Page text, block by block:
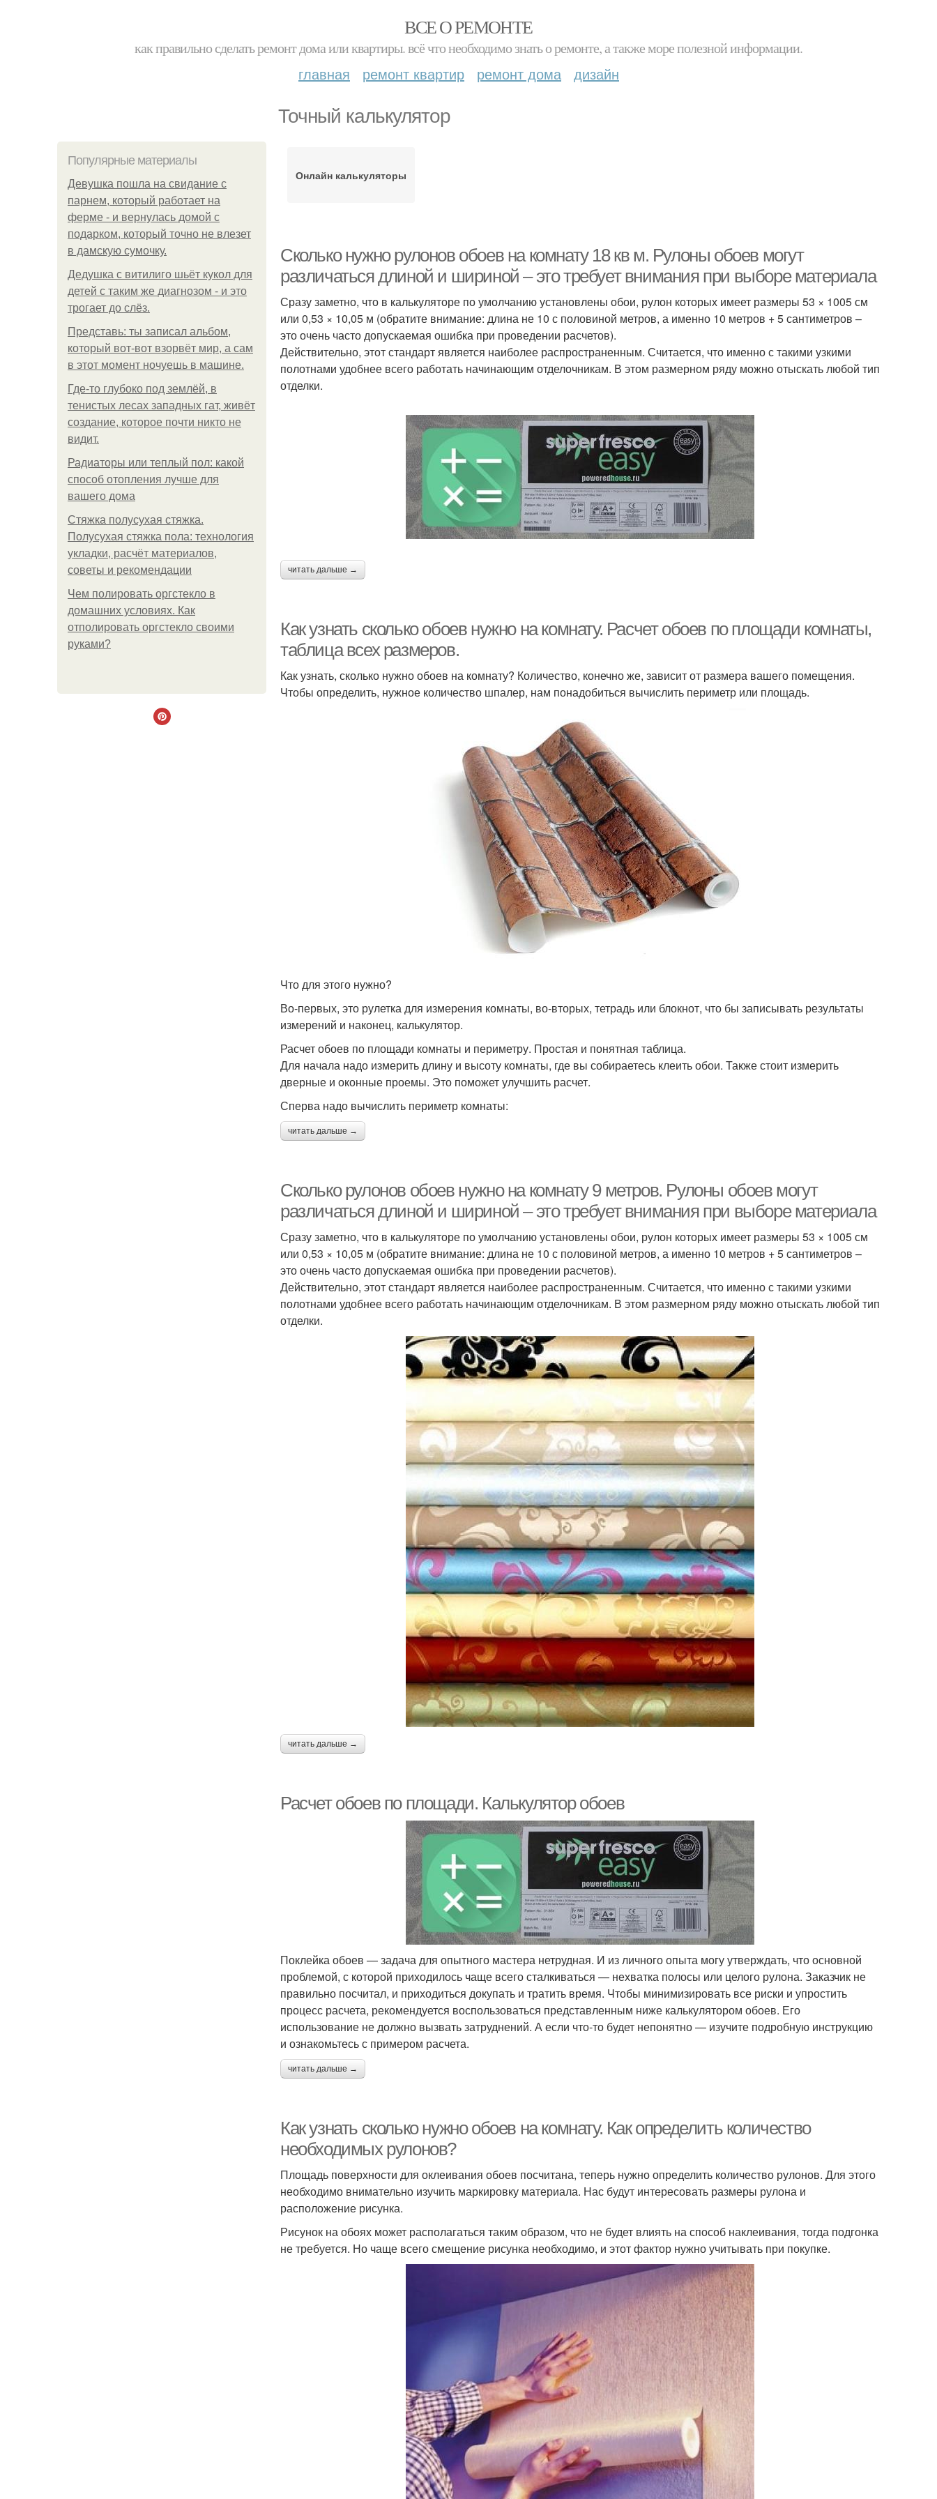
ВСЕ О РЕМОНТЕ
как правильно сделать ремонт дома или квартиры. всё что необходимо знать о ремонте, а также море полезной информации.
главная ремонт квартир ремонт дома дизайн
Точный калькулятор
Популярные материалы
Девушка пошла на свидание с
парнем, который работает на
ферме - и вернулась домой с
подарком, который точно не влезет
в дамскую сумочку.
Дедушка с витилиго шьёт кукол для
детей с таким же диагнозом - и это
трогает до слёз.
Представь: ты записал альбом,
который вот-вот взорвёт мир, а сам
в этот момент ночуешь в машине.
Где-то глубоко под землёй, в
тенистых лесах западных гат, живёт
создание, которое почти никто не
видит.
Радиаторы или теплый пол: какой
способ отопления лучше для
вашего дома
Стяжка полусухая стяжка.
Полусухая стяжка пола: технология
укладки, расчёт материалов,
советы и рекомендации
Чем полировать оргстекло в
домашних условиях. Как
отполировать оргстекло своими
руками?
Онлайн калькуляторы
Сколько нужно рулонов обоев на комнату 18 кв м. Рулоны обоев могут
различаться длиной и шириной – это требует внимания при выборе материала
Сразу заметно, что в калькуляторе по умолчанию установлены обои, рулон которых имеет размеры 53 × 1005 см
или 0,53 × 10,05 м (обратите внимание: длина не 10 с половиной метров, а именно 10 метров + 5 сантиметров –
это очень часто допускаемая ошибка при проведении расчетов).
Действительно, этот стандарт является наиболее распространенным. Считается, что именно с такими узкими
полотнами удобнее всего работать начинающим отделочникам. В этом размерном ряду можно отыскать любой тип
отделки.
читать дальше →
Как узнать сколько обоев нужно на комнату. Расчет обоев по площади комнаты,
таблица всех размеров.
Как узнать, сколько нужно обоев на комнату? Количество, конечно же, зависит от размера вашего помещения.
Чтобы определить, нужное количество шпалер, нам понадобиться вычислить периметр или площадь.
Что для этого нужно?
Во-первых, это рулетка для измерения комнаты, во-вторых, тетрадь или блокнот, что бы записывать результаты
измерений и наконец, калькулятор.
Расчет обоев по площади комнаты и периметру. Простая и понятная таблица.
Для начала надо измерить длину и высоту комнаты, где вы собираетесь клеить обои. Также стоит измерить
дверные и оконные проемы. Это поможет улучшить расчет.
Сперва надо вычислить периметр комнаты:
читать дальше →
Сколько рулонов обоев нужно на комнату 9 метров. Рулоны обоев могут
различаться длиной и шириной – это требует внимания при выборе материала
Сразу заметно, что в калькуляторе по умолчанию установлены обои, рулон которых имеет размеры 53 × 1005 см
или 0,53 × 10,05 м (обратите внимание: длина не 10 с половиной метров, а именно 10 метров + 5 сантиметров –
это очень часто допускаемая ошибка при проведении расчетов).
Действительно, этот стандарт является наиболее распространенным. Считается, что именно с такими узкими
полотнами удобнее всего работать начинающим отделочникам. В этом размерном ряду можно отыскать любой тип
отделки.
читать дальше →
Расчет обоев по площади. Калькулятор обоев
Поклейка обоев — задача для опытного мастера нетрудная. И из личного опыта могу утверждать, что основной
проблемой, с которой приходилось чаще всего сталкиваться — нехватка полосы или целого рулона. Заказчик не
правильно посчитал, и приходиться докупать и тратить время. Чтобы минимизировать все риски и упростить
процесс расчета, рекомендуется воспользоваться представленным ниже калькулятором обоев. Его
использование не должно вызвать затруднений. А если что-то будет непонятно — изучите подробную инструкцию
и ознакомьтесь с примером расчета.
читать дальше →
Как узнать сколько нужно обоев на комнату. Как определить количество
необходимых рулонов?
Площадь поверхности для оклеивания обоев посчитана, теперь нужно определить количество рулонов. Для этого
необходимо внимательно изучить маркировку материала. Нас будут интересовать размеры рулона и
расположение рисунка.
Рисунок на обоях может располагаться таким образом, что не будет влиять на способ наклеивания, тогда подгонка
не требуется. Но чаще всего смещение рисунка необходимо, и этот фактор нужно учитывать при покупке.